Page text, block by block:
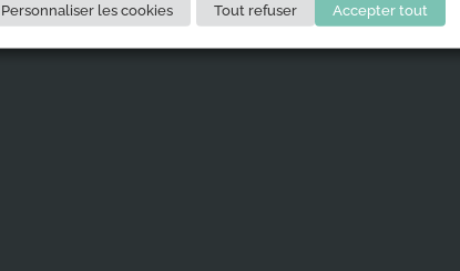
Personnaliser les cookies Tout refuser Accepter tout